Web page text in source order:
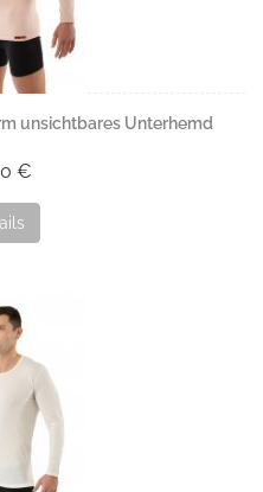
unsichtbares Unterhemd
€